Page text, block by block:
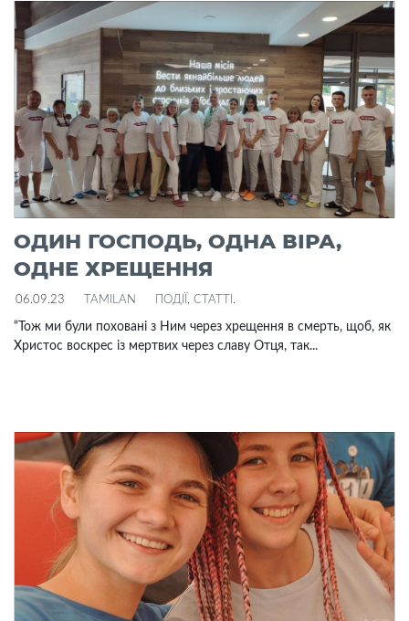
ОДИН ГОСПОДЬ, ОДНА ВІРА,
ОДНЕ ХРЕЩЕННЯ
06.09.23 TAMILAN ПОДІЇ , СТАТТІ .
“Тож ми були поховані з Ним через хрещення в смерть, щоб, як
Христос воскрес із мертвих через славу Отця, так...